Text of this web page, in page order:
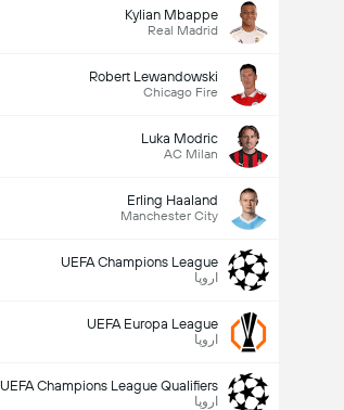
Kylian Mbappe
Real Madrid
Robert Lewandowski
Chicago Fire
Luka Modric
AC Milan
Erling Haaland
Manchester City
UEFA Champions League
اروپا
UEFA Europa League
اروپا
UEFA Champions League Qualifiers
اروپا